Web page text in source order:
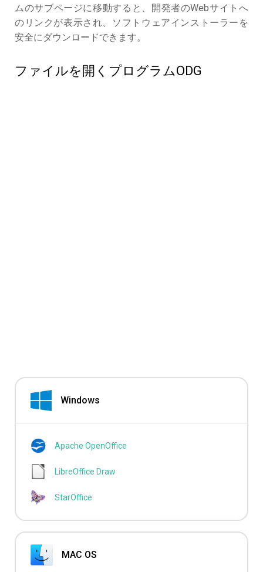
ムのサブページに移動すると、開発者のWebサイトへ
のリンクが表示され、ソフトウェアインストーラーを
安全にダウンロードできます。
ファイルを開くプログラムODG
Windows
Apache OpenOffice
LibreOffice Draw
StarOffice
MAC OS